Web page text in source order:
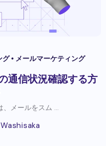
グ• メールマーケティング
通信状況確認する方
、メールをスム ...